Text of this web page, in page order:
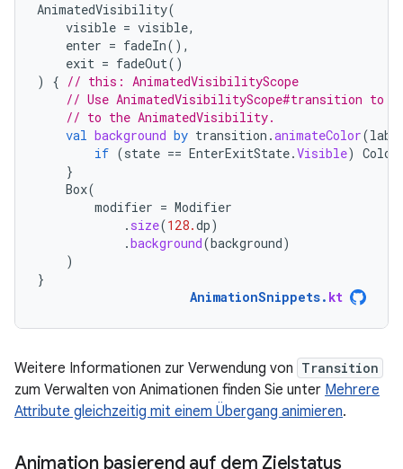
AnimatedVisibility(
visible = visible,
enter = fadeIn(),
exit = fadeOut()
)
{ // this: AnimatedVisibilityScope
// Use AnimatedVisibilityScope#transition to
// to the AnimatedVisibility.
val background by transition .animateColor(
if (state == EnterExitState.Visible) Color
}
Box(
modifier = Modifier
. size(128.dp)
.background(background)
)
}
AnimationSnippets. kt
Weitere Informationen zur Verwendung von Transition
zum Verwalten von Animationen finden Sie unter Mehrere
Attribute gleichzeitig mit einem Übergang animieren.
Animation basierend auf dem Zielstatus